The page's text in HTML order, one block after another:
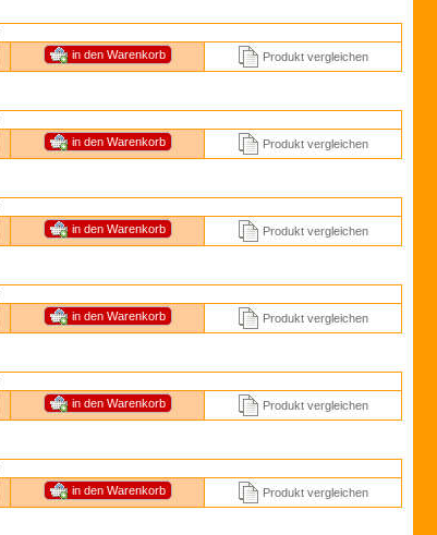
Produkt vergleichen
Produkt vergleichen
Produkt vergleichen
Produkt vergleichen
Produkt vergleichen
Produkt vergleichen